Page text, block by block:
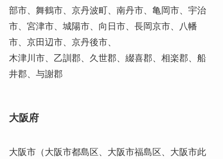
部市、舞鶴市、京丹波町、南丹市、亀岡市、宇治
市、宮津市、城陽市、向日市、長岡京市、八幡
市、京田辺市、京丹後市、
木津川市、乙訓郡、久世郡、綴喜郡、相楽郡、船
井郡、与謝郡
大阪府
大阪市（大阪市都島区、大阪市福島区、大阪市此